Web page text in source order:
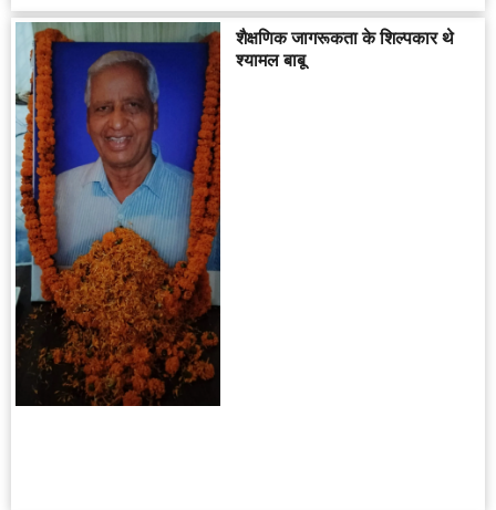
शैक्षणिक जागरूकता के शिल्पकार थे
श्यामल बाबू